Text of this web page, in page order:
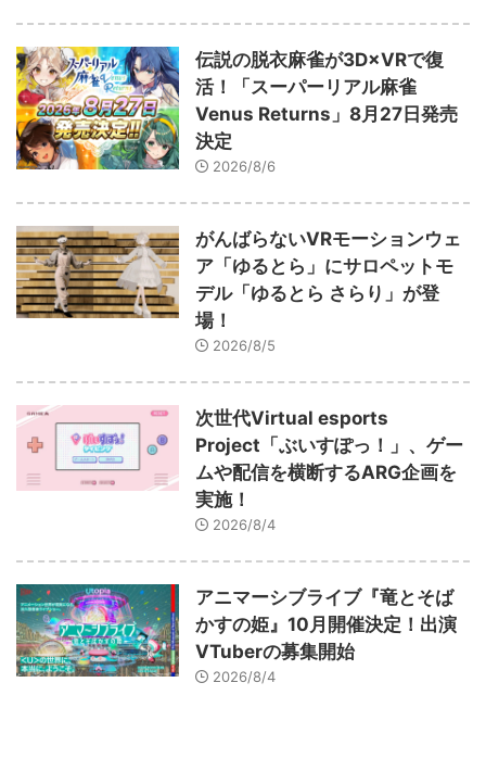
伝説の脱衣麻雀が3D×VRで復
活！「スーパーリアル麻雀
Venus Returns」8月27日発売
決定
2026/8/6
がんばらないVRモーションウェ
ア「ゆるとら」にサロペットモ
デル「ゆるとら さらり」が登
場！
2026/8/5
次世代Virtual esports
Project「ぶいすぽっ！」、ゲー
ムや配信を横断するARG企画を
実施！
2026/8/4
アニマーシブライブ『竜とそば
かすの姫』10月開催決定！出演
VTuberの募集開始
2026/8/4